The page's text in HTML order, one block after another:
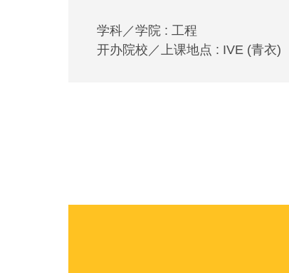
学科／学院 : 工程
开办院校／上课地点 : IVE (青衣)